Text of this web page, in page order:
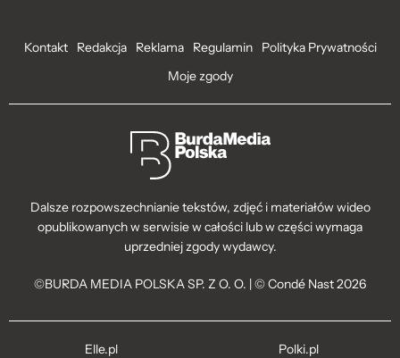
Kontakt Redakcja Reklama Regulamin
Polityka Prywatności
Moje zgody
Dalsze rozpowszechnianie tekstów, zdjęć i materiałów wideo
opublikowanych w serwisie w całości lub w części wymaga
uprzedniej zgody wydawcy.
©BURDA MEDIA POLSKA SP. Z O. O. | © Condé Nast 2026
Elle.pl Polki.pl